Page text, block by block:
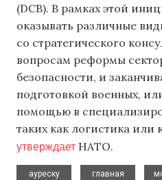
(DCB). В рамках этой
оказывать различные
со стратегического
вопросам реформы
безопасности, и
подготовкой военных,
помощью в
таких как логистика или
утверждает НАТО.
ауреску
главная